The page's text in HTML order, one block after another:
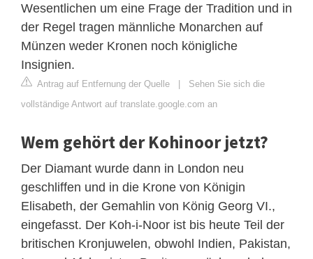
Wesentlichen um eine Frage der Tradition und in
der Regel tragen männliche Monarchen auf
Münzen weder Kronen noch königliche
Insignien.
Antrag auf Entfernung der Quelle | Sehen Sie sich die
vollständige Antwort auf translate.google.com an
Wem gehört der Kohinoor jetzt?
Der Diamant wurde dann in London neu
geschliffen und in die Krone von Königin
Elisabeth, der Gemahlin von König Georg VI.,
eingefasst. Der Koh-i-Noor ist bis heute Teil der
britischen Kronjuwelen, obwohl Indien, Pakistan,